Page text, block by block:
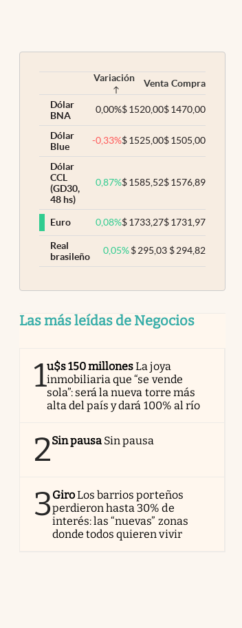
Variación Venta Compra
Dólar
BNA
0,00%$1520,00$1470,00
Dólar
Blue
-0,33%$1525,00$1505,00
Dólar
CCL
(GD30,
48 hs)
0,87%$1585,52$1576,89
Euro 0,08%$1733,27$1731,97
Real
brasileño
0,05% $295,03 $294,82
Las más leídas de Negocios
1u$s 150 millonesLa joya
inmobiliaria que “se vende
sola”: será la nueva torre más
alta del país y dará 100% al río
2Sin pausa Sin pausa
3GiroLos barrios porteños
perdieron hasta 30% de
interés: las “nuevas” zonas
donde todos quieren vivir